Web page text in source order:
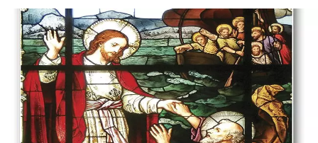
Embora ocorridos em um intervalo próximo, os dois casos
possuem natureza canônica distinta e devem ser compreendidos
separadamente. [caption i...
09 / Aug|Análise